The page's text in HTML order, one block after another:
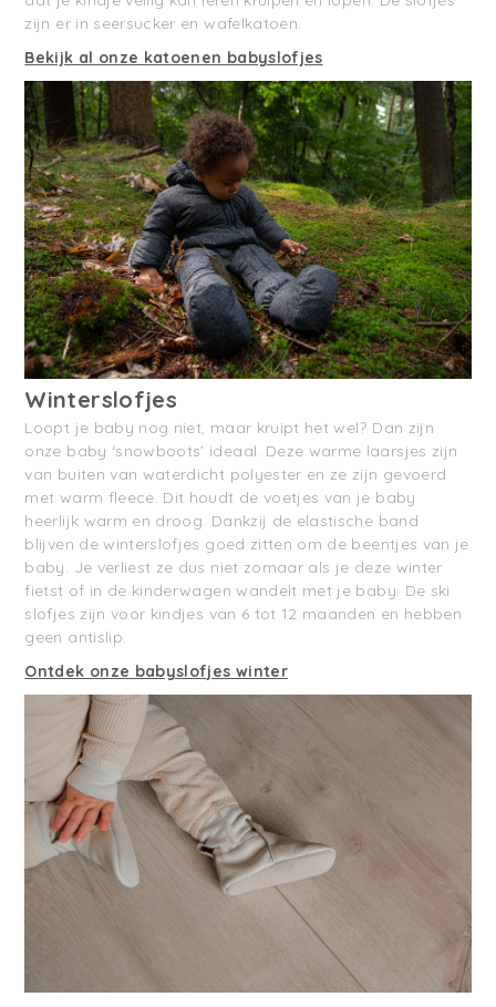
zijn er in seersucker en wafelkatoen.
Bekijk al onze katoenen babyslofjes
Winterslofjes
Loopt je baby nog niet, maar kruipt het wel? Dan zijn
onze baby ‘snowboots’ ideaal. Deze warme laarsjes zijn
van buiten van waterdicht polyester en ze zijn gevoerd
met warm fleece. Dit houdt de voetjes van je baby
heerlijk warm en droog. Dankzij de elastische band
blijven de winterslofjes goed zitten om de beentjes van je
baby. Je verliest ze dus niet zomaar als je deze winter
fietst of in de kinderwagen wandelt met je baby. De ski
slofjes zijn voor kindjes van 6 tot 12 maanden en hebben
geen antislip.
Ontdek onze babyslofjes winter